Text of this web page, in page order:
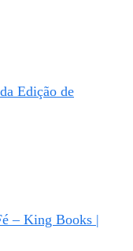
Edição de
– King Books |